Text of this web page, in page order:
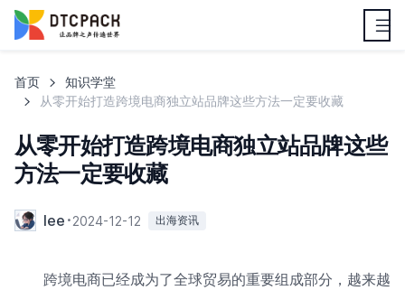
首页
知识学堂
从零开始打造跨境电商独立站品牌这些方法一定要收藏
从零开始打造跨境电商独立站品牌这些
方法一定要收藏
lee 2024-12-12 出海资讯
跨境电商已经成为了全球贸易的重要组成部分，越来越